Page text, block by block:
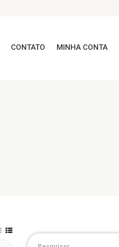
CONTATO MINHA CONTA